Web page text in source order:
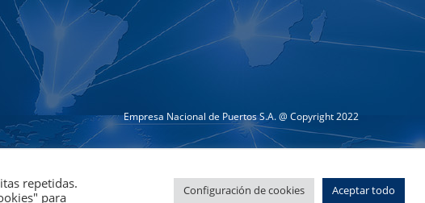
Empresa Nacional de Puertos S.A. @ Copyright 2022
repetidas.
para
Configuración de cookies Aceptar todo